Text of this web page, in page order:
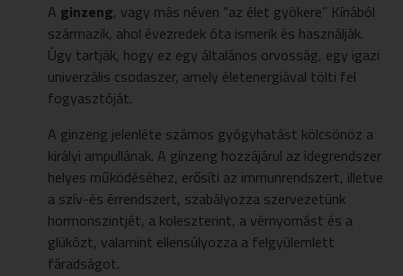
A ginzeng, vagy más néven “az élet gyökere” Kínából
származik, ahol évezredek óta ismerik és használják.
Úgy tartják, hogy ez egy általános orvosság, egy igazi
univerzális csodaszer, amely életenergiával tölti fel
fogyasztóját.
A ginzeng jelenléte számos gyógyhatást kölcsönöz a
királyi ampullának. A ginzeng hozzájárul az idegrendszer
helyes működéséhez, erősíti az immunrendszert, illetve
a szív-és érrendszert, szabályozza szervezetünk
hormonszintjét, a koleszterint, a vérnyomást és a
glükózt, valamint ellensúlyozza a felgyülemlett
fáradságot.